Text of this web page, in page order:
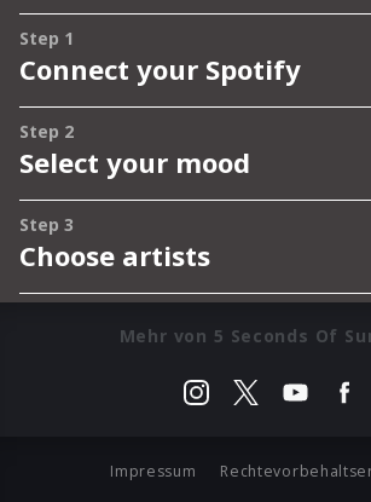
Mehr von 5 Seconds Of
Impressum